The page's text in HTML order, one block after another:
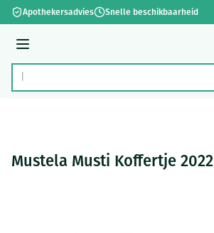
Ga naar de inhoud
Apothekersadvies Snelle beschikbaarheid
Menu
Product, merk, categorie...
Mustela Musti Koffertje 2022